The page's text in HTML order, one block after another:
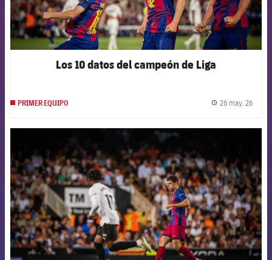
Los 10 datos del campeón de Liga
PRIMER EQUIPO 26 may. 26
FCB Barcelona badge